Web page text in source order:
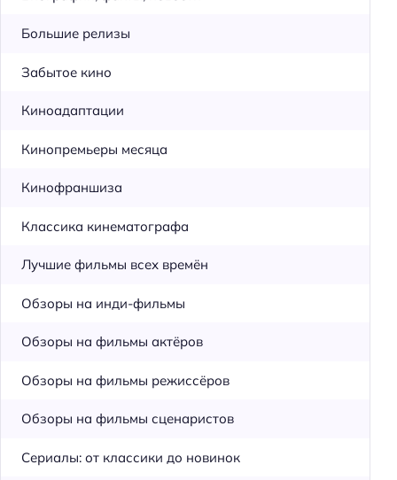
Большие релизы
Забытое кино
Киноадаптации
Кинопремьеры месяца
Кинофраншиза
Классика кинематографа
Лучшие фильмы всех времён
Обзоры на инди-фильмы
Обзоры на фильмы актёров
Обзоры на фильмы режиссёров
Обзоры на фильмы сценаристов
Сериалы: от классики до новинок